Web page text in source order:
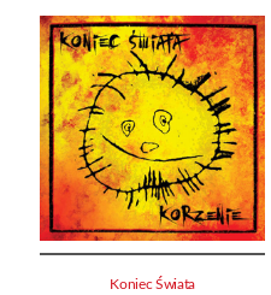
Koniec Świata